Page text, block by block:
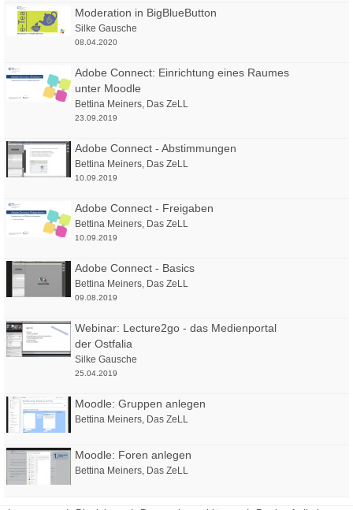
Moderation in BigBlueButton
Silke Gausche
08.04.2020
Adobe Connect: Einrichtung eines Raumes
unter Moodle
Bettina Meiners, Das ZeLL
23.09.2019
Adobe Connect - Abstimmungen
Bettina Meiners, Das ZeLL
10.09.2019
Adobe Connect - Freigaben
Bettina Meiners, Das ZeLL
10.09.2019
Adobe Connect - Basics
Bettina Meiners, Das ZeLL
09.08.2019
Webinar: Lecture2go - das Medienportal
der Ostfalia
Silke Gausche
25.04.2019
Moodle: Gruppen anlegen
Bettina Meiners, Das ZeLL
Moodle: Foren anlegen
Bettina Meiners, Das ZeLL